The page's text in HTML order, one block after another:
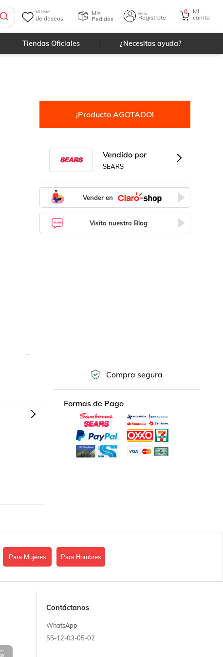
Mi Lista
de deseos
Mis
Pedidos
Hola
Registrate
0
Mi
carrito
Tiendas Oficiales ¿Necesitas ayuda?
¡Producto AGOTADO!
Vendido por
SEARS
Vender en
Visita nuestro Blog
Compra segura
Formas de Pago
Para Mujeres Para Hombres
Contáctanos
WhatsApp
55-12-03-05-02